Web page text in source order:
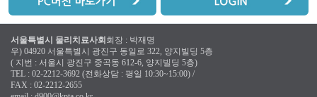
서울특별시 물리치료사회회장 : 박재명
우) 04920 서울특별시 광진구 동일로 322, 양지빌딩 5층
( 지번 : 서울시 광진구 중곡동 612-6, 양지빌딩 5층)
TEL : 02-2212-3692 (전화상담 : 평일 10:30~15:00) /
FAX : 02-2212-2655